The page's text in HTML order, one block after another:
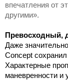
впечатления от
другими».
Превосходный,
Даже
Concept
Характерные
маневренности и